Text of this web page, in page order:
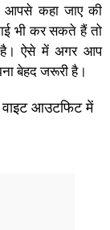
आपसे कहा जाए की
भी कर सकते हैं तो
है। ऐसे में अगर आप
बेहद जरूरी है।
आउटफिट में